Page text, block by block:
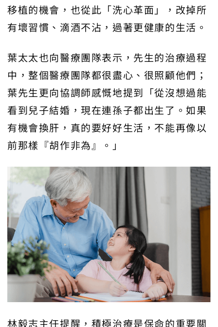
移植的機會，也從此「洗心革面」，改掉所
有壞習慣、滴酒不沾，過著更健康的生活。
葉太太也向醫療團隊表示，先生的治療過程
中，整個醫療團隊都很盡心、很照顧他們；
葉先生更向協調師感慨地提到「從沒想過能
看到兒子結婚，現在連孫子都出生了。如果
有機會換肝，真的要好好生活，不能再像以
前那樣『胡作非為』。」
林毅志主任提醒，積極治療是保命的重要關